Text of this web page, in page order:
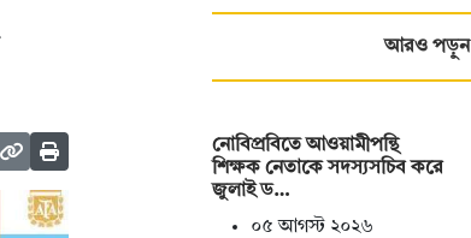
আরও পড়ুন
নোবিপ্রবিতে আওয়ামীপন্থি
শিক্ষক নেতাকে সদস্যসচিব করে
জুলাই ড…
০৫ আগস্ট ২০২৬